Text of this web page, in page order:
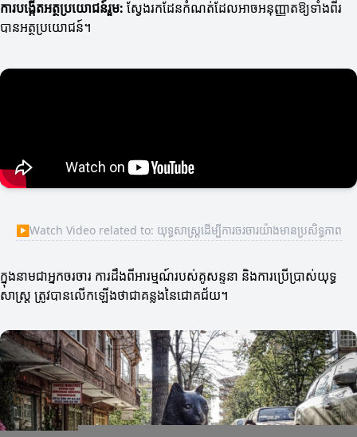
ការបង្កើតអត្ថប្រយោជន៍រួម: ស្វែងរកដែនកំណត់ដែលអាចអនុញ្ញាតឱ្យទាំងពីរ
បានអត្ថប្រយោជន៍។
▶Watch Video related to: យុទ្ធសាស្ត្រដើម្បីការចរចារយ៉ាងមានប្រសិទ្ធភាព
ក្នុងនាមជាអ្នកចរចារ ការដឹងពីអារម្មណ៍របស់គូសន្ទនា និងការប្រើប្រាស់យុទ្ធ
សាស្ត្រ ត្រូវបានលើកឡើងថាជាគន្លងនៃជោគជ័យ។